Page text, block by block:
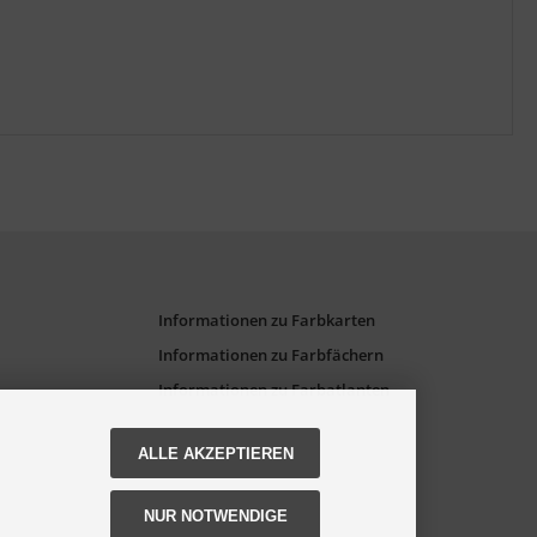
Informationen zu Farbkarten
Informationen zu Farbfächern
Informationen zu Farbatlanten
ALLE AKZEPTIEREN
NUR NOTWENDIGE